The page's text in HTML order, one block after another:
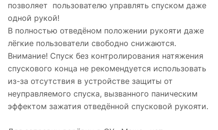
позволяет пользователю управлять спуском даже
одной рукой!
В полностью отведёном положении рукояти даже
лёгкие пользователи свободно снижаются.
Внимание! Спуск без контролирования натяжения
спускового конца не рекомендуется использовать
из-за отсутствия в устройстве защиты от
неуправляемого спуска, вызванного паническим
эффектом зажатия отведённой спусковой рукояти.